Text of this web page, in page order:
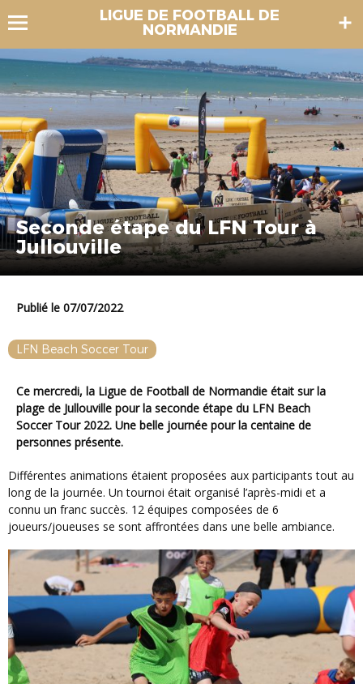
LIGUE DE FOOTBALL DE
NORMANDIE
Seconde étape du LFN Tour à
Jullouville
Publié le 07/07/2022
LFN Beach Soccer Tour
Ce mercredi, la Ligue de Football de Normandie était sur la
plage de Jullouville pour la seconde étape du LFN Beach
Soccer Tour 2022. Une belle journée pour la centaine de
personnes présente.
Différentes animations étaient proposées aux participants tout au
long de la journée. Un tournoi était organisé l’après-midi et a
connu un franc succès. 12 équipes composées de 6
joueurs/joueuses se sont affrontées dans une belle ambiance.